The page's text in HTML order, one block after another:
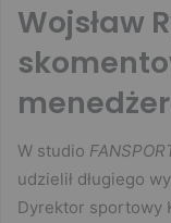
Wojsław
W studio
udzielił długiego
Dyrektor sportowy